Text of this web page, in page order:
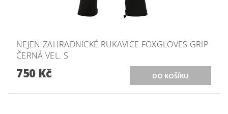
NEJEN ZAHRADNICKÉ RUKAVICE FOXGLOVES GRIP
ČERNÁ VEL. S
750 Kč